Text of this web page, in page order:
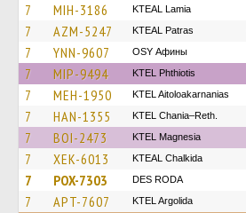
7 MIH-3186 KTEAL Lamia
7 AZM-5247 KTEAL Patras
7 YNN-9607 OSY Афины
7 MIP-9494 ΚΤΕL Phthiotis
7 MEH-1950 KTEL Aitoloakarnanias
7 HAN-1355 KTEL Chania–Reth.
7 BOI-2473 ΚΤΕL Magnesia
7 XEK-6013 KTEAL Chalkida
7 POX-7303 DES RODA
7 APT-7607 KTEL Argolida